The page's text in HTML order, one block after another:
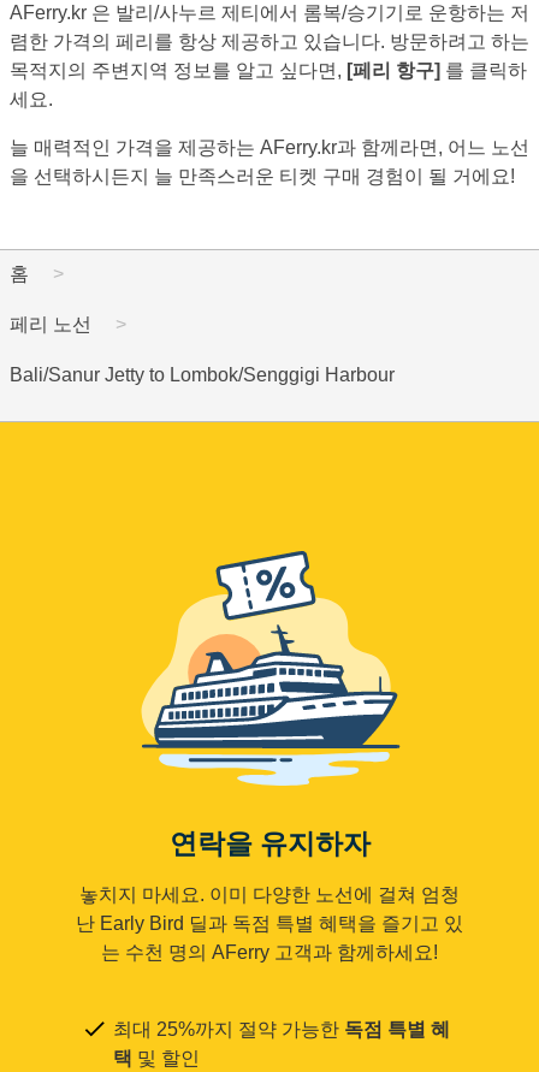
AFerry.kr 은 발리/사누르 제티에서 롬복/승기기로 운항하는 저
렴한 가격의 페리를 항상 제공하고 있습니다. 방문하려고 하는
목적지의 주변지역 정보를 알고 싶다면, [페리 항구] 를 클릭하
세요.
늘 매력적인 가격을 제공하는 AFerry.kr과 함께라면, 어느 노선
을 선택하시든지 늘 만족스러운 티켓 구매 경험이 될 거에요!
홈
페리 노선
Bali/Sanur Jetty to Lombok/Senggigi Harbour
연락을 유지하자
놓치지 마세요. 이미 다양한 노선에 걸쳐 엄청
난 Early Bird 딜과 독점 특별 혜택을 즐기고 있
는 수천 명의 AFerry 고객과 함께하세요!
최대 25%까지 절약 가능한 독점 특별 혜
택 및 할인